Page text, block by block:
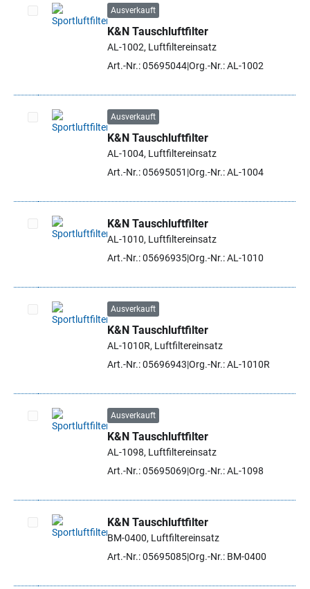
Artikel auswählen
Ausverkauft
K&N Tauschluftfilter
AL-1002, Luftfiltereinsatz
Art.-Nr.: 05695044Org.-Nr.: AL-1002
Artikel auswählen
Ausverkauft
K&N Tauschluftfilter
AL-1004, Luftfiltereinsatz
Art.-Nr.: 05695051 Org.-Nr.: AL-1004
Artikel auswählen
K&N Tauschluftfilter
AL-1010, Luftfiltereinsatz
Art.-Nr.: 05696935Org.-Nr.: AL-1010
Artikel auswählen
Ausverkauft
K&N Tauschluftfilter
AL-1010R, Luftfiltereinsatz
Art.-Nr.: 05696943 Org.-Nr.: AL-1010R
Artikel auswählen
Ausverkauft
K&N Tauschluftfilter
AL-1098, Luftfiltereinsatz
Art.-Nr.: 05695069 Org.-Nr.: AL-1098
Artikel auswählen
K&N Tauschluftfilter
BM-0400, Luftfiltereinsatz
Art.-Nr.: 05695085Org.-Nr.: BM-0400